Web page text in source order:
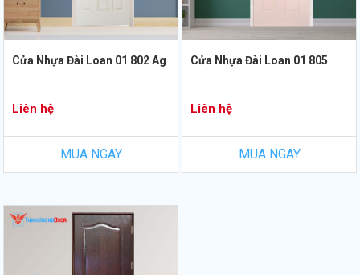
Cửa Nhựa Đài Loan 01 802 Ag
Liên hệ
MUA NGAY
Cửa Nhựa Đài Loan 01 805
Liên hệ
MUA NGAY